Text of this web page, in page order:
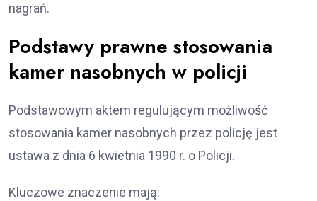
nagrań.
Podstawy prawne stosowania
kamer nasobnych w policji
Podstawowym aktem regulującym możliwość
stosowania kamer nasobnych przez policję jest
ustawa z dnia 6 kwietnia 1990 r. o Policji.
Kluczowe znaczenie mają: